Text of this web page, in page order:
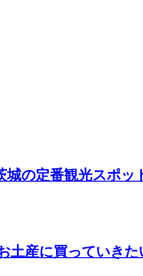
城の定番観光スポッ
土産に買っていきた